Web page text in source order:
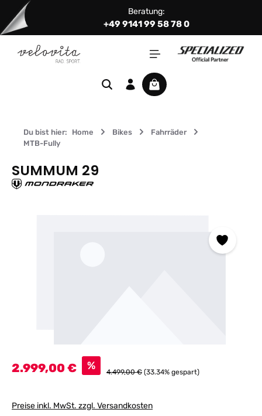
Zum Hauptinhalt springen Beratung:
+49 9141 99 58 78 0
Warenkorb enthält 0
Du bist hier: Home Bikes
Fahrräder
MTB-Fully
SUMMUM 29
Verkaufspreis:
2.999,00 € % Regulärer Preis:
4.499,00 € (33.34% gespart)
Preise inkl. MwSt. zzgl. Versandkosten